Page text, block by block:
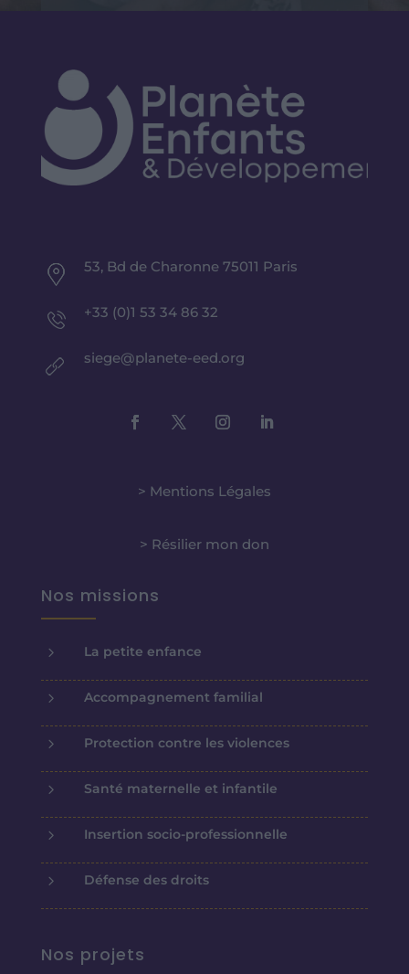
53, Bd de Charonne 75011 Paris
+33 (0)1 53 34 86 32
siege@planete-eed.org
> Mentions Légales
> Résilier mon don
Nos missions
5 La petite enfance
5 Accompagnement familial
5 Protection contre les violences
5 Santé maternelle et infantile
5 Insertion socio-professionnelle
5 Défense des droits
Nos projets